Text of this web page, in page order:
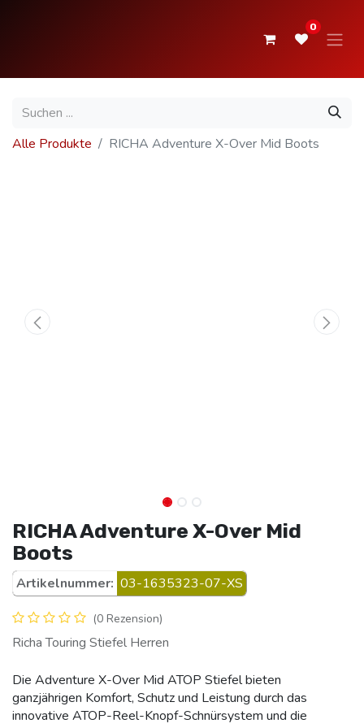
0
Alle Produkte RICHA Adventure X-Over Mid Boots
RICHA Adventure X-Over Mid
Boots
Artikelnummer: 03-1635323-07-XS
(0 Rezension)
Richa Touring Stiefel Herren
Die Adventure X-Over Mid ATOP Stiefel bieten
ganzjährigen Komfort, Schutz und Leistung durch das
innovative ATOP-Reel-Knopf-Schnürsystem und die